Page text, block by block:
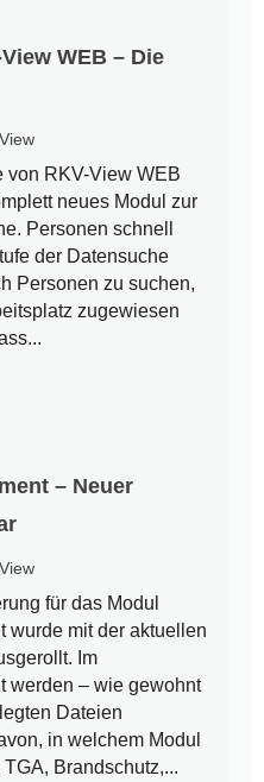
WEB – Die
von RKV-View WEB
neues Modul zur
Personen schnell
der Datensuche
Personen zu suchen,
zugewiesen
– Neuer
für das Modul
wurde mit der aktuellen
Im
werden – wie gewohnt
Dateien
in welchem Modul
Brandschutz,...